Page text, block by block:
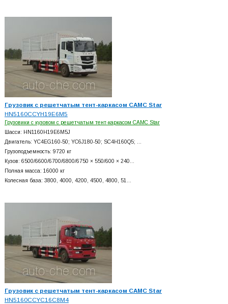
Грузовик с решетчатым тент-каркасом CAMC Star
HN5160CCYH19E6M5
Грузовики с кузовом с решетчатым тент-каркасом CAMC Star
Шасси: HN1160H19E6M5J
Двигатель: YC4EG160-50; YC6J180-50; SC4H160Q5; …
Грузоподъемность: 9720 кг
Кузов: 6500/6600/6700/6800/6750 × 550/600 × 240…
Полная масса: 16000 кг
Колесная база: 3800, 4000, 4200, 4500, 4800, 51…
Грузовик с решетчатым тент-каркасом CAMC Star
HN5160CCYC16C8M4